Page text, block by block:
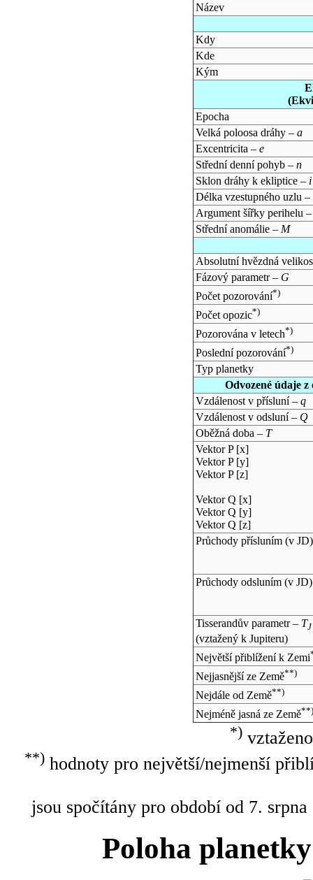
Název
Kdy
Kde
Kým
Epocha
Velká poloosa dráhy – a
Excentricita – e
Střední denní pohyb – n
Sklon dráhy k ekliptice – i
Délka vzestupného uzlu –
Argument šířky perihelu
Střední anomálie – M
Absolutní hvězdná
Fázový parametr – G
Počet pozorování*)
Počet opozic*)
Pozorována v letech*)
Poslední pozorování*)
Typ planetky
Odvozené údaje
Vzdálenost v přísluní – q
Vzdálenost v odsluní – Q
Oběžná doba – T
Vektor P [x]
Vektor P [y]
Vektor P [z]
Vektor Q [x]
Vektor Q [y]
Vektor Q [z]
Průchody přísluním (v JD)
Průchody odsluním (v JD)
Tisserandův parametr – TJ
(vztažený k Jupiteru)
Největší přiblížení k Zemi
Nejjasnější ze Země**)
Nejdále od Země**)
Nejméně jasná ze Země**)
*)
**)hodnoty pro největší/nejmenší
jsou spočítány pro období od 7.
Poloha